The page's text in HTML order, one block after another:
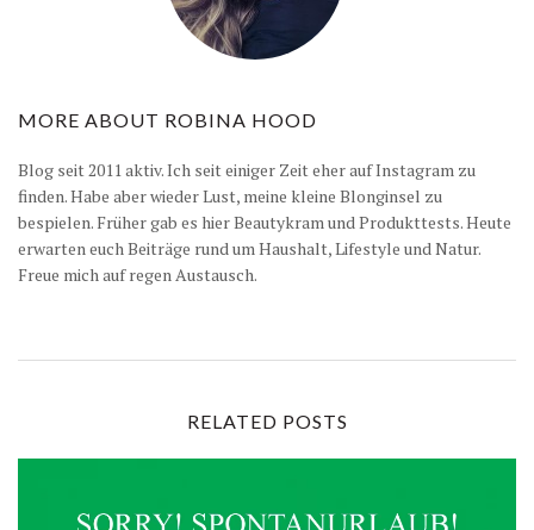
MORE ABOUT ROBINA HOOD
Blog seit 2011 aktiv. Ich seit einiger Zeit eher auf Instagram zu
finden. Habe aber wieder Lust, meine kleine Blonginsel zu
bespielen. Früher gab es hier Beautykram und Produkttests. Heute
erwarten euch Beiträge rund um Haushalt, Lifestyle und Natur.
Freue mich auf regen Austausch.
RELATED POSTS